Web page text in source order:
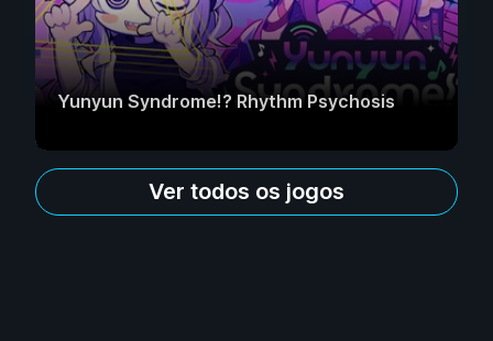
Yunyun Syndrome!? Rhythm Psychosis
Ver todos os jogos